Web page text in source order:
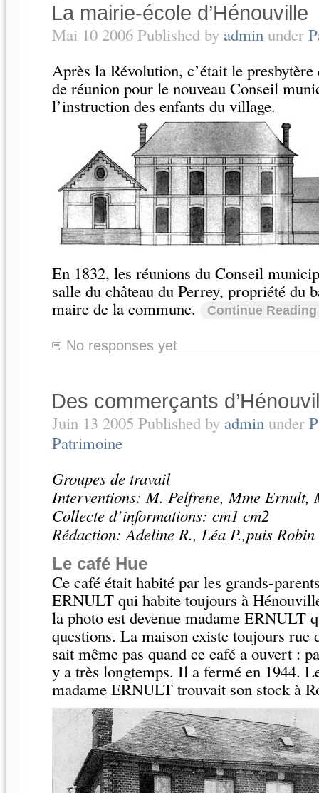
La mairie-école d’Hénouville
Mai 10 2006 Published by admin under
Après la Révolution, c’était le
de réunion pour le nouveau Conseil
l’instruction des enfants du village.
En 1832, les réunions du Conseil
salle du château du Perrey, propriété du
maire de la commune.
Continue Reading
No responses yet
Des commerçants
Juin 13 2005 Published by admin under
Patrimoine
Groupes de travail
Interventions: M. Pelfrene, Mme Ernult,
Collecte d’informations: cm1 cm2
Rédaction: Adeline R., Léa P.,puis
Le café Hue
Ce café était habité par les grands-
ERNULT qui habite toujours à
la photo est devenue madame ERNULT
questions. La maison existe toujours rue
sait même pas quand ce café a ouvert :
y a très longtemps. Il a fermé en 1944.
madame ERNULT trouvait son stock à